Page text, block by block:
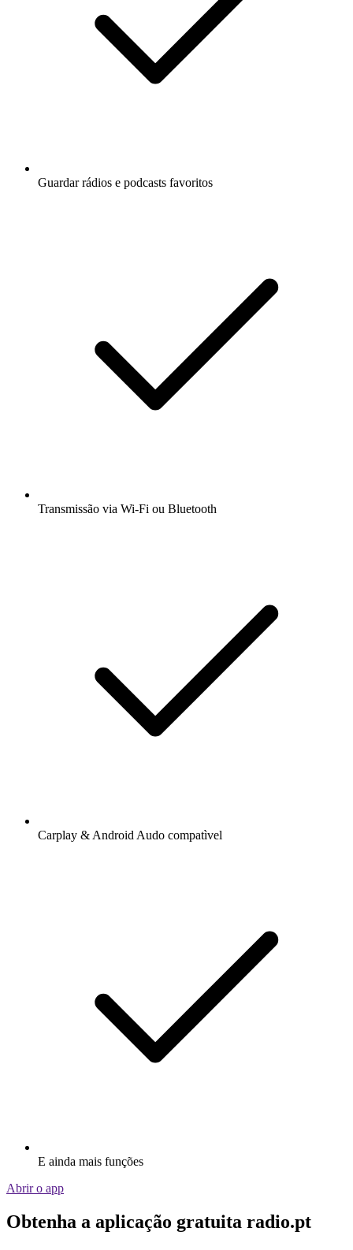
Guardar rádios e podcasts favoritos
Transmissão via Wi-Fi ou Bluetooth
Carplay & Android Audo compatìvel
E ainda mais funções
Abrir o app
Obtenha a aplicação gratuita radio.pt